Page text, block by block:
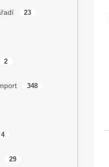
23
2
348
4
29